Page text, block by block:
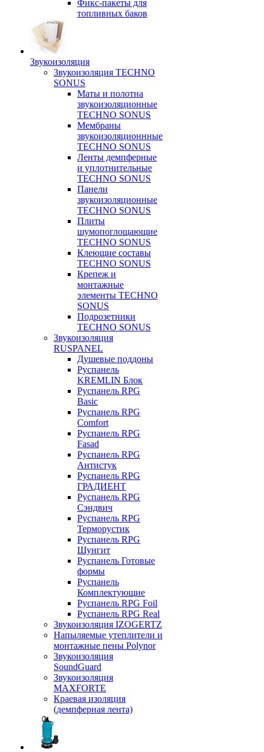
Фикс-пакеты для
топливных баков
Звукоизоляция
Звукоизоляция TECHNO
SONUS
Маты и полотна
звукоизоляционные
TECHNO SONUS
Мембраны
звукоизоляционнные
TECHNO SONUS
Ленты демпферные
и уплотнительные
TECHNO SONUS
Панели
звукоизоляционные
TECHNO SONUS
Плиты
шумопоглощающие
TECHNO SONUS
Клеющие составы
TECHNO SONUS
Крепеж и
монтажные
элементы TECHNO
SONUS
Подрозетники
TECHNO SONUS
Звукоизоляция
RUSPANEL
Душевые поддоны
Руспанель
KREMLIN Блок
Руспанель RPG
Basic
Руспанель RPG
Comfort
Руспанель RPG
Fasad
Руспанель RPG
Антистук
Руспанель RPG
ГРАДИЕНТ
Руспанель RPG
Сэндвич
Руспанель RPG
Терморустик
Руспанель RPG
Шунгит
Руспанель Готовые
формы
Руспанель
Комплектующие
Руспанель RPG Foil
Руспанель RPG Real
Звукоизоляция IZOGERTZ
Напыляемые утеплители и
монтажные пены Polynor
Звукоизоляция
SoundGuard
Звукоизоляция
MAXFORTE
Краевая изоляция
(демпферная лента)